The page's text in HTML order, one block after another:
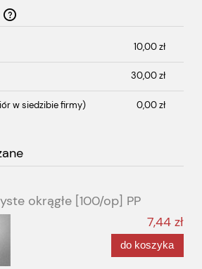
kosztów płatności
10,00 zł
30,00 zł
w siedzibie firmy) 0,00 zł
okrągłe [100/op] PP
7,44 zł
do koszyka